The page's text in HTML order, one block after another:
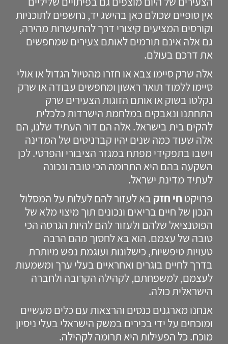
אין סופיים שכולם כאן בהישג יד, נחשפים לתוכניות
וקורסים המציעים קיצורי דרך להתעשרות מהירה,
גם אלה אינם תורמים לאותם צעירים שמחפשים
את דרכם בעולם.
אלה שרק סיימו צבא או חזרו מהטיול הגדול או אולי
סיימו ללמוד תואר ראשון ומחפשים עבודה או שרק
נקלטו בשוק או אותם הזוגות הצעירים שרק
התחתנו ונאבקים במלחמת הישרדות כלכלית
להקים בית בישראל. אלה הם דור העתיד שלנו, הם
אלה שעוד כמה שנים יהיו קברניטים של המדינה
וישבו בתפקידי מפתח במגזר הציבורי והפרטי. לכן
השקעה בהם היא התרומה הכי טובה ונכונה
לעתיד מדינת ישראל.
פרויקט חי חזק בא לעזור להם לעלות על המסלול
הנכון של חיים בריאים ונכונים תוך מיצוי מלא של
הפוטנציאל שלהם ולעזור להם להיות הגרסה הכי
טובה של עצמם. הוא בא לחסוך מהם הרבה
טעויות טיפשיות, כישלונות ועוגמת נפש מיותרת
בדרך לחיים בוגרים ואחראיים בעלי ערך ומשמעות
לעצמם, למשפחתם, לקהילה הקרובה ולחברה
הישראלית כולה.
אנחנו מארגנים כנסים והרצאות עם כלים מעשיים
ומוכחים על ידי בכירים במשק הישראלי בעלי ניסיון
מוכח. כל הפעילות היא תרומה לקהילה.